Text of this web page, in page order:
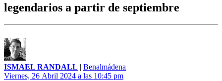
legendarios a partir de septiembre
ISMAEL RANDALL | Benalmádena
Viernes, 26 Abril 2024 a las 10:45 pm